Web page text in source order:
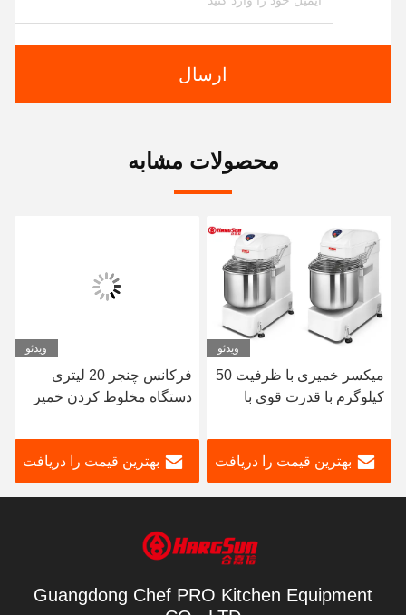
ارسال
محصولات مشابه
ویدئو
میکسر خمیری با ظرفیت 50
کیلوگرم با قدرت قوی با
بهترین قیمت را دریافت
ویدئو
فرکانس چنجر 20 لیتری
دستگاه مخلوط کردن خمیر
برای نانوایی
بهترین قیمت را دریافت
Guangdong Chef PRO Kitchen Equipment